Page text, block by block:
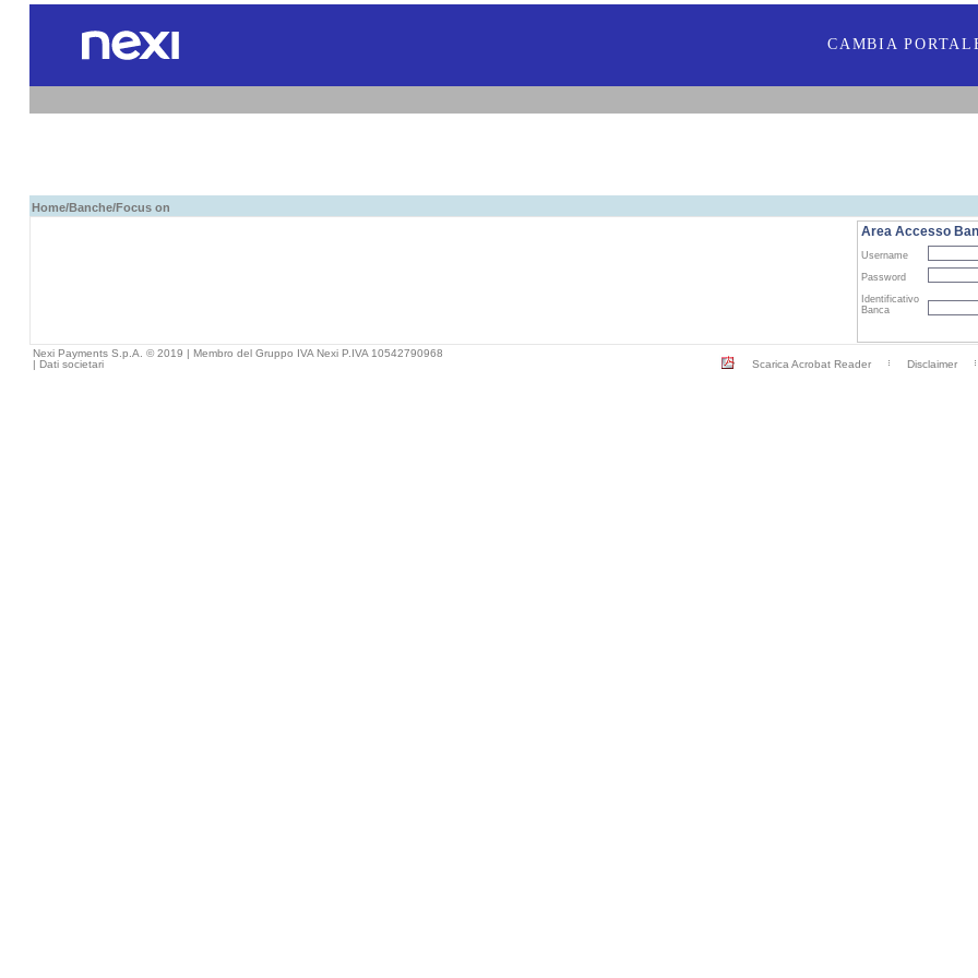
CAMBIA
Home/Banche/Focus on
Area Accesso
Username
Password
Identificativo
Banca
Nexi Payments S.p.A. © 2019 | Membro del Gruppo IVA Nexi P.IVA 10542790968
| Dati societari Scarica Acrobat Reader Disclaimer